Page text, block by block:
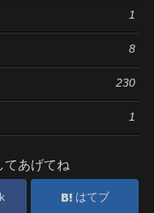
1
8
230
1
てあげてね
はてブ